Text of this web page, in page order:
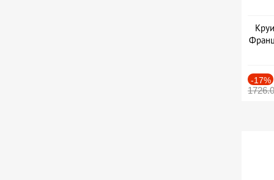
-17%